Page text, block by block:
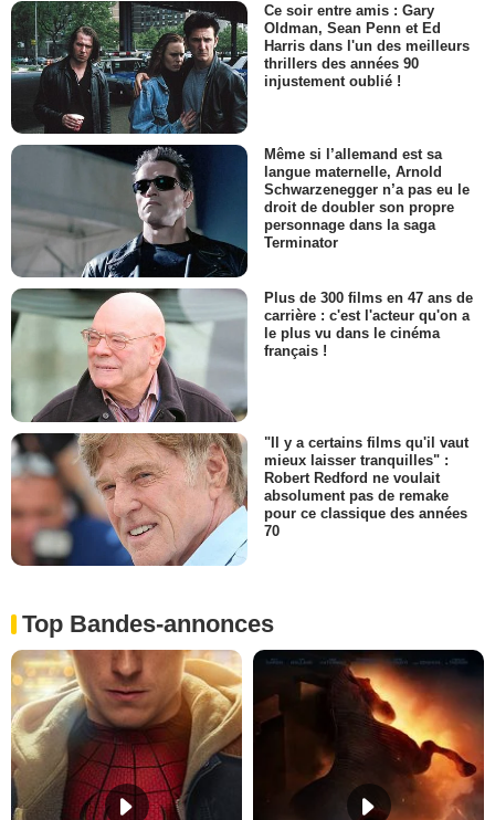
Ce soir entre amis : Gary
Oldman, Sean Penn et Ed
Harris dans l'un des meilleurs
thrillers des années 90
injustement oublié !
Même si l’allemand est sa
langue maternelle, Arnold
Schwarzenegger n’a pas eu le
droit de doubler son propre
personnage dans la saga
Terminator
Plus de 300 films en 47 ans de
carrière : c'est l'acteur qu'on a
le plus vu dans le cinéma
français !
"Il y a certains films qu'il vaut
mieux laisser tranquilles" :
Robert Redford ne voulait
absolument pas de remake
pour ce classique des années
70
Top Bandes-annonces